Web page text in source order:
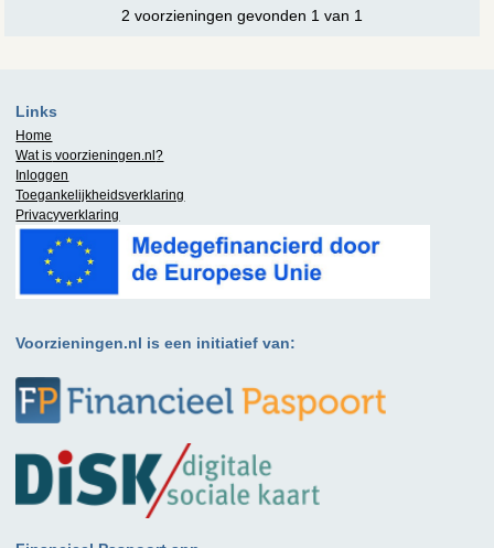
2 voorzieningen gevonden 1 van 1
Links
Home
Wat is voorzieningen.nl?
Inloggen
Toegankelijkheidsverklaring
Privacyverklaring
Voorzieningen.nl is een initiatief van: